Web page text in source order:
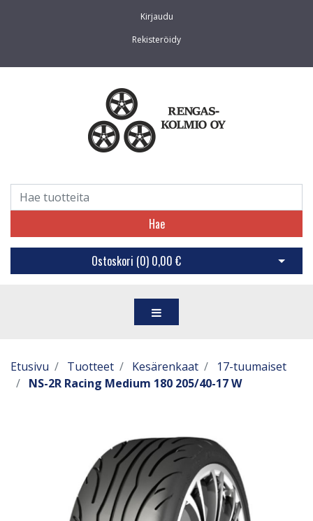
Kirjaudu
Rekisteröidy
Hae
Ostoskori (0) 0,00 € Avaa
Etusivu Tuotteet Kesärenkaat
17-tuumaiset
NS-2R Racing Medium 180 205/40-17 W